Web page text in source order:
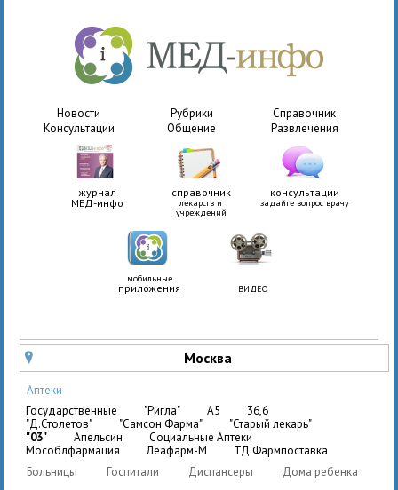
Новости Рубрики
Справочник
Консультации
Общение Развлечения
журнал
МЕД-инфо
справочник
лекарств и
учреждений
консультации
задайте вопрос врачу
мобильные
приложения ВИДЕО
u Москва
Аптеки
государственные
"Ригла" A5
36,6
"Д.Столетов"
"Самсон Фарма"
"Старый лекарь"
"03"
Апельсин
Социальные Аптеки
Мособлфармация
Леафарм-М
ТД Фармпоставка
Больницы
Госпитали Диспансеры
Дома ребенка